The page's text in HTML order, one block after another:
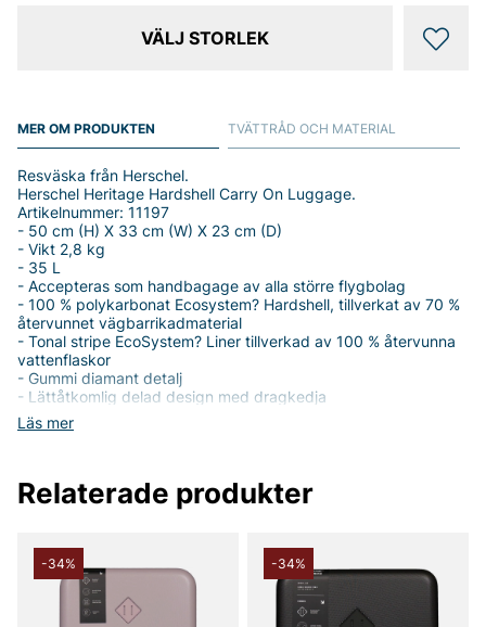
VÄLJ STORLEK
MER OM PRODUKTEN
Läs mer
Resväska från Herschel.
Herschel Heritage Hardshell Carry On Luggage.
Artikelnummer: 11197
- 50 cm (H) X 33 cm (W) X 23 cm (D)
- Vikt 2,8 kg
- 35 L
- Accepteras som handbagage av alla större flygbolag
- 100 % polykarbonat Ecosystem? Hardshell, tillverkat av 70 %
återvunnet vägbarrikadmaterial
- Tonal stripe EcoSystem? Liner tillverkad av 100 % återvunna
vattenflaskor
- Gummi diamant detalj
- Lättåtkomlig delad design med dragkedja
- Ta tag och gå med ett infällbart flerstegs låsvagnshandtag
- Låg profil topp och sidohandtag med präglad klassisk
- Invändiga förvaringshylsor i mesh med dubbla dragkedjor
- Elastiska plaggband med spänne
- Internal Put Yourself Out There?-etikett
- Klassisk Herschel
- Gummi logotyp
- Infällt Travel Sentry® Accepterat lås
TVÄTTRÅD OCH MATERIAL
Relaterade produkter
-34% -34%